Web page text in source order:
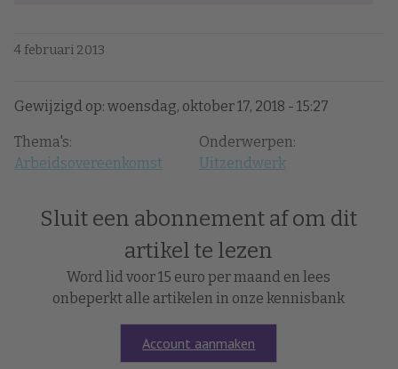
4 februari 2013
Gewijzigd op: woensdag, oktober 17, 2018 - 15:27
Thema's:
Arbeidsovereenkomst
Onderwerpen:
Uitzendwerk
Sluit een abonnement af om dit
artikel te lezen
Word lid voor 15 euro per maand en lees
onbeperkt alle artikelen in onze kennisbank
Account aanmaken